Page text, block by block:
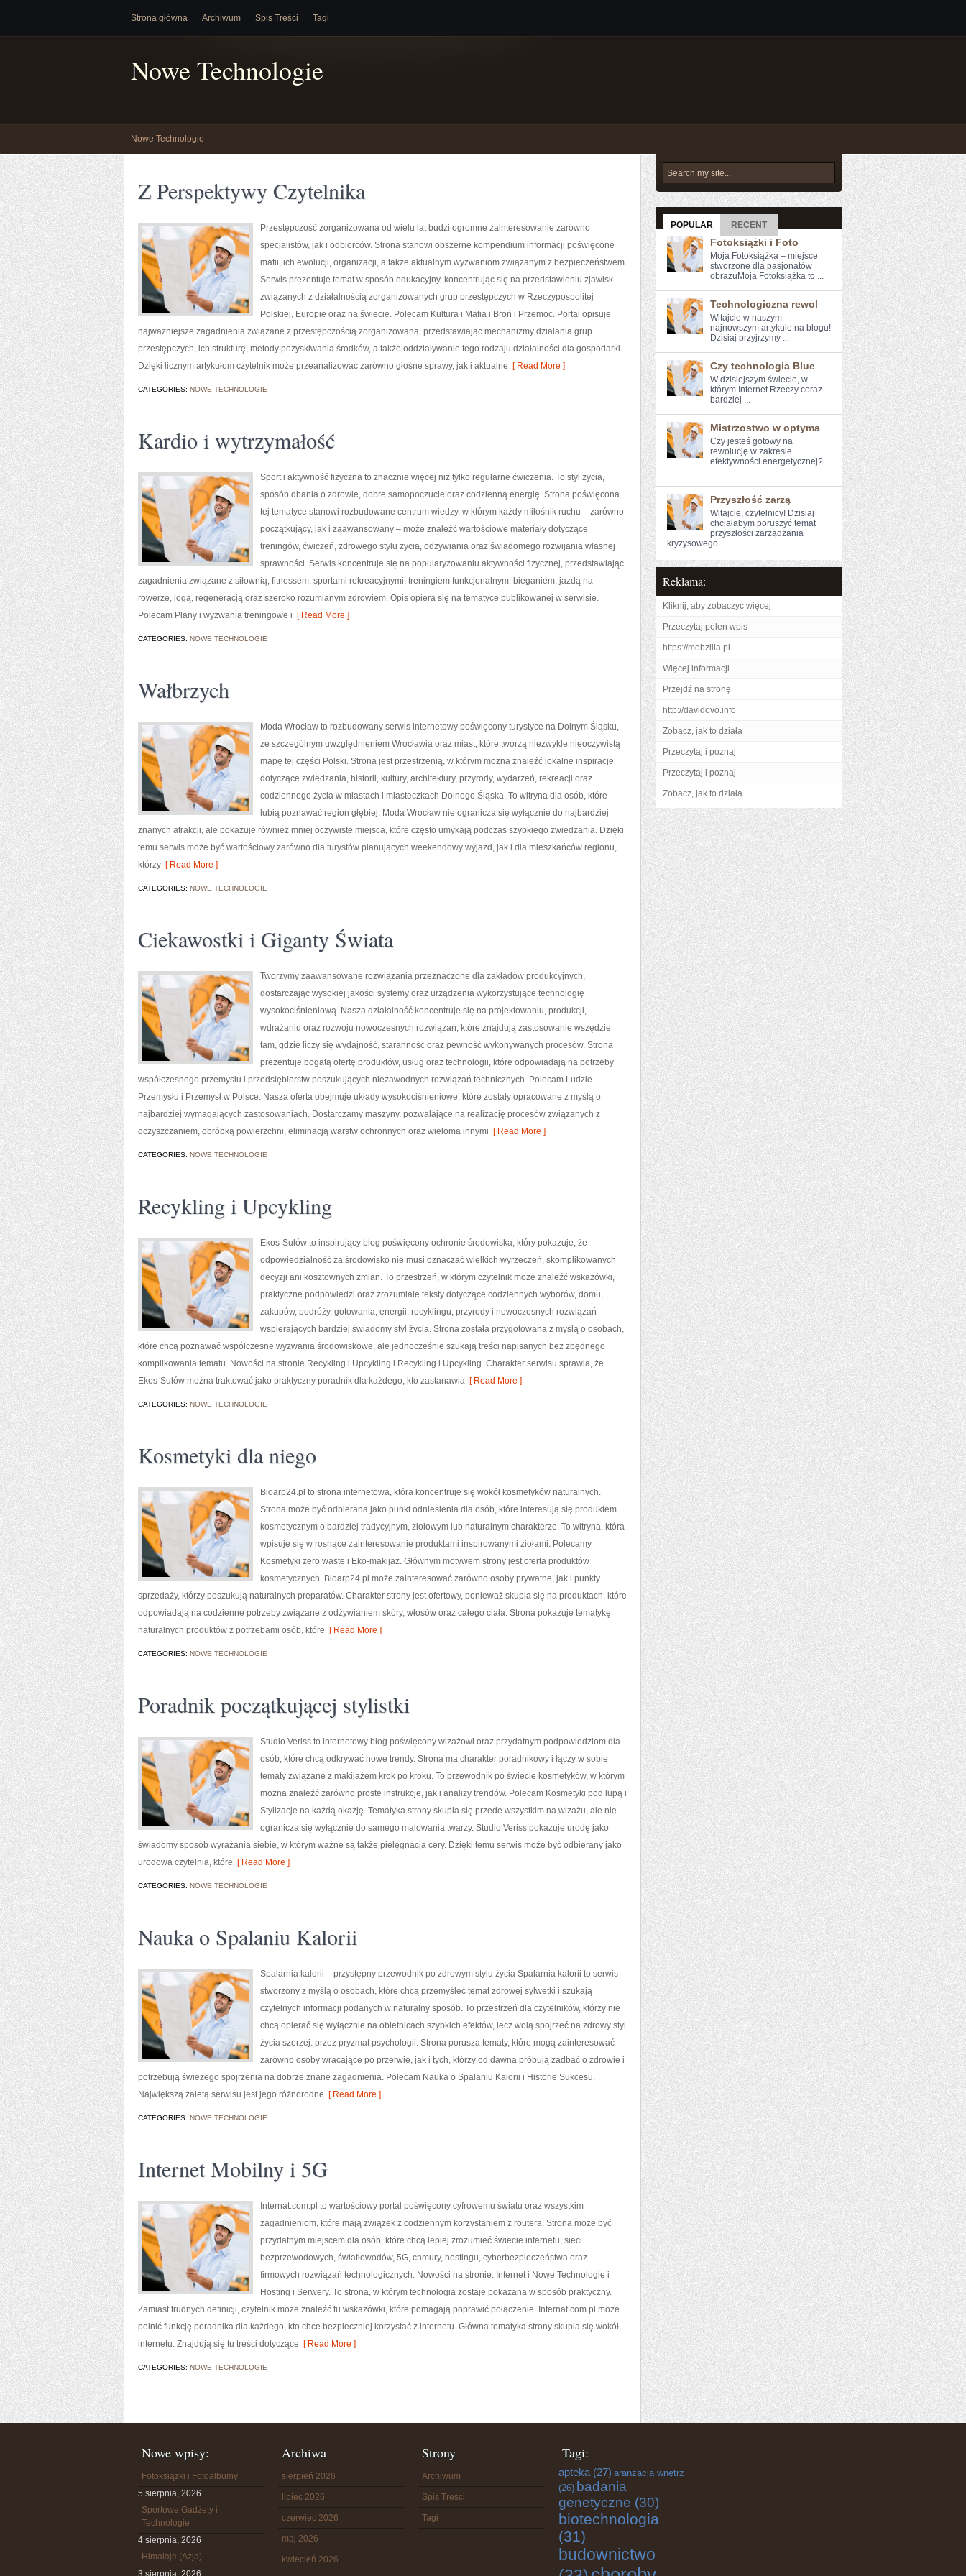
Strona główna Archiwum Spis Treści Tagi
Nowe Technologie
Nowe Technologie
Z Perspektywy Czytelnika
Przestępczość zorganizowana od wielu lat budzi ogromne zainteresowanie zarówno
specjalistów, jak i odbiorców. Strona stanowi obszerne kompendium informacji poświęcone
mafii, ich ewolucji, organizacji, a także aktualnym wyzwaniom związanym z bezpieczeństwem.
Serwis prezentuje temat w sposób edukacyjny, koncentrując się na przedstawieniu zjawisk
związanych z działalnością zorganizowanych grup przestępczych w Rzeczypospolitej
Polskiej, Europie oraz na świecie. Polecam Kultura i Mafia i Broń i Przemoc. Portal opisuje
najważniejsze zagadnienia związane z przestępczością zorganizowaną, przedstawiając mechanizmy działania grup
przestępczych, ich strukturę, metody pozyskiwania środków, a także oddziaływanie tego rodzaju działalności dla gospodarki.
Dzięki licznym artykułom czytelnik może przeanalizować zarówno głośne sprawy, jak i aktualne [ Read More ]
CATEGORIES: NOWE TECHNOLOGIE
Kardio i wytrzymałość
Sport i aktywność fizyczna to znacznie więcej niż tylko regularne ćwiczenia. To styl życia,
sposób dbania o zdrowie, dobre samopoczucie oraz codzienną energię. Strona poświęcona
tej tematyce stanowi rozbudowane centrum wiedzy, w którym każdy miłośnik ruchu – zarówno
początkujący, jak i zaawansowany – może znaleźć wartościowe materiały dotyczące
treningów, ćwiczeń, zdrowego stylu życia, odżywiania oraz świadomego rozwijania własnej
sprawności. Serwis koncentruje się na popularyzowaniu aktywności fizycznej, przedstawiając
zagadnienia związane z siłownią, fitnessem, sportami rekreacyjnymi, treningiem funkcjonalnym, bieganiem, jazdą na
rowerze, jogą, regeneracją oraz szeroko rozumianym zdrowiem. Opis opiera się na tematyce publikowanej w serwisie.
Polecam Plany i wyzwania treningowe i [ Read More ]
CATEGORIES: NOWE TECHNOLOGIE
Wałbrzych
Moda Wrocław to rozbudowany serwis internetowy poświęcony turystyce na Dolnym Śląsku,
ze szczególnym uwzględnieniem Wrocławia oraz miast, które tworzą niezwykle nieoczywistą
mapę tej części Polski. Strona jest przestrzenią, w którym można znaleźć lokalne inspiracje
dotyczące zwiedzania, historii, kultury, architektury, przyrody, wydarzeń, rekreacji oraz
codziennego życia w miastach i miasteczkach Dolnego Śląska. To witryna dla osób, które
lubią poznawać region głębiej. Moda Wrocław nie ogranicza się wyłącznie do najbardziej
znanych atrakcji, ale pokazuje również mniej oczywiste miejsca, które często umykają podczas szybkiego zwiedzania. Dzięki
temu serwis może być wartościowy zarówno dla turystów planujących weekendowy wyjazd, jak i dla mieszkańców regionu,
którzy [ Read More ]
CATEGORIES: NOWE TECHNOLOGIE
Ciekawostki i Giganty Świata
Tworzymy zaawansowane rozwiązania przeznaczone dla zakładów produkcyjnych,
dostarczając wysokiej jakości systemy oraz urządzenia wykorzystujące technologię
wysokociśnieniową. Nasza działalność koncentruje się na projektowaniu, produkcji,
wdrażaniu oraz rozwoju nowoczesnych rozwiązań, które znajdują zastosowanie wszędzie
tam, gdzie liczy się wydajność, staranność oraz pewność wykonywanych procesów. Strona
prezentuje bogatą ofertę produktów, usług oraz technologii, które odpowiadają na potrzeby
współczesnego przemysłu i przedsiębiorstw poszukujących niezawodnych rozwiązań technicznych. Polecam Ludzie
Przemysłu i Przemysł w Polsce. Nasza oferta obejmuje układy wysokociśnieniowe, które zostały opracowane z myślą o
najbardziej wymagających zastosowaniach. Dostarczamy maszyny, pozwalające na realizację procesów związanych z
oczyszczaniem, obróbką powierzchni, eliminacją warstw ochronnych oraz wieloma innymi [ Read More ]
CATEGORIES: NOWE TECHNOLOGIE
Recykling i Upcykling
Ekos-Sułów to inspirujący blog poświęcony ochronie środowiska, który pokazuje, że
odpowiedzialność za środowisko nie musi oznaczać wielkich wyrzeczeń, skomplikowanych
decyzji ani kosztownych zmian. To przestrzeń, w którym czytelnik może znaleźć wskazówki,
praktyczne podpowiedzi oraz zrozumiałe teksty dotyczące codziennych wyborów, domu,
zakupów, podróży, gotowania, energii, recyklingu, przyrody i nowoczesnych rozwiązań
wspierających bardziej świadomy styl życia. Strona została przygotowana z myślą o osobach,
które chcą poznawać współczesne wyzwania środowiskowe, ale jednocześnie szukają treści napisanych bez zbędnego
komplikowania tematu. Nowości na stronie Recykling i Upcykling i Recykling i Upcykling. Charakter serwisu sprawia, że
Ekos-Sułów można traktować jako praktyczny poradnik dla każdego, kto zastanawia [ Read More ]
CATEGORIES: NOWE TECHNOLOGIE
Kosmetyki dla niego
Bioarp24.pl to strona internetowa, która koncentruje się wokół kosmetyków naturalnych.
Strona może być odbierana jako punkt odniesienia dla osób, które interesują się produktem
kosmetycznym o bardziej tradycyjnym, ziołowym lub naturalnym charakterze. To witryna, która
wpisuje się w rosnące zainteresowanie produktami inspirowanymi ziołami. Polecamy
Kosmetyki zero waste i Eko-makijaż. Głównym motywem strony jest oferta produktów
kosmetycznych. Bioarp24.pl może zainteresować zarówno osoby prywatne, jak i punkty
sprzedaży, którzy poszukują naturalnych preparatów. Charakter strony jest ofertowy, ponieważ skupia się na produktach, które
odpowiadają na codzienne potrzeby związane z odżywianiem skóry, włosów oraz całego ciała. Strona pokazuje tematykę
naturalnych produktów z potrzebami osób, które [ Read More ]
CATEGORIES: NOWE TECHNOLOGIE
Poradnik początkującej stylistki
Studio Veriss to internetowy blog poświęcony wizażowi oraz przydatnym podpowiedziom dla
osób, które chcą odkrywać nowe trendy. Strona ma charakter poradnikowy i łączy w sobie
tematy związane z makijażem krok po kroku. To przewodnik po świecie kosmetyków, w którym
można znaleźć zarówno proste instrukcje, jak i analizy trendów. Polecam Kosmetyki pod lupą i
Stylizacje na każdą okazję. Tematyka strony skupia się przede wszystkim na wizażu, ale nie
ogranicza się wyłącznie do samego malowania twarzy. Studio Veriss pokazuje urodę jako
świadomy sposób wyrażania siebie, w którym ważne są także pielęgnacja cery. Dzięki temu serwis może być odbierany jako
urodowa czytelnia, które [ Read More ]
CATEGORIES: NOWE TECHNOLOGIE
Nauka o Spalaniu Kalorii
Spalarnia kalorii – przystępny przewodnik po zdrowym stylu życia Spalarnia kalorii to serwis
stworzony z myślą o osobach, które chcą przemyśleć temat zdrowej sylwetki i szukają
czytelnych informacji podanych w naturalny sposób. To przestrzeń dla czytelników, którzy nie
chcą opierać się wyłącznie na obietnicach szybkich efektów, lecz wolą spojrzeć na zdrowy styl
życia szerzej: przez pryzmat psychologii. Strona porusza tematy, które mogą zainteresować
zarówno osoby wracające po przerwie, jak i tych, którzy od dawna próbują zadbać o zdrowie i
potrzebują świeżego spojrzenia na dobrze znane zagadnienia. Polecam Nauka o Spalaniu Kalorii i Historie Sukcesu.
Największą zaletą serwisu jest jego różnorodne [ Read More ]
CATEGORIES: NOWE TECHNOLOGIE
Internet Mobilny i 5G
Internat.com.pl to wartościowy portal poświęcony cyfrowemu światu oraz wszystkim
zagadnieniom, które mają związek z codziennym korzystaniem z routera. Strona może być
przydatnym miejscem dla osób, które chcą lepiej zrozumieć świecie internetu, sieci
bezprzewodowych, światłowodów, 5G, chmury, hostingu, cyberbezpieczeństwa oraz
firmowych rozwiązań technologicznych. Nowości na stronie: Internet i Nowe Technologie i
Hosting i Serwery. To strona, w którym technologia zostaje pokazana w sposób praktyczny.
Zamiast trudnych definicji, czytelnik może znaleźć tu wskazówki, które pomagają poprawić połączenie. Internat.com.pl może
pełnić funkcję poradnika dla każdego, kto chce bezpieczniej korzystać z internetu. Główna tematyka strony skupia się wokół
internetu. Znajdują się tu treści dotyczące [ Read More ]
CATEGORIES: NOWE TECHNOLOGIE
POPULAR RECENT
Fotoksiążki i Foto
Moja Fotoksiążka – miejsce
stworzone dla pasjonatów
obrazuMoja Fotoksiążka to ...
Technologiczna rewol
Witajcie ‌w naszym
najnowszym artykule na ⁢blogu!
Dzisiaj przyjrzymy ...
Czy technologia Blue
W dzisiejszym świecie, w
którym Internet Rzeczy coraz
bardziej ...
Mistrzostwo w optyma
Czy jesteś gotowy na
rewolucję w ‍zakresie
efektywności energetycznej?
...
Przyszłość zarzą
Witajcie, ⁢czytelnicy!⁣ Dzisiaj
chciałabym poruszyć‌ temat
przyszłości ‌zarządzania
⁢kryzysowego ...
Reklama:
Kliknij, aby zobaczyć więcej
Przeczytaj pełen wpis
https://mobzilla.pl
Więcej informacji
Przejdź na stronę
http://davidovo.info
Zobacz, jak to działa
Przeczytaj i poznaj
Przeczytaj i poznaj
Zobacz, jak to działa
Nowe wpisy:
Fotoksiążki i Fotoalbumy
5 sierpnia, 2026
Sportowe Gadżety i
Technologie
4 sierpnia, 2026
Himalaje (Azja)
3 sierpnia, 2026
Archiwa
sierpień 2026
lipiec 2026
czerwiec 2026
maj 2026
kwiecień 2026
Strony
Archiwum
Spis Treści
Tagi
Tagi:
apteka (27) aranżacja wnętrz
(26) badania
genetyczne (30)
biotechnologia
(31)
budownictwo